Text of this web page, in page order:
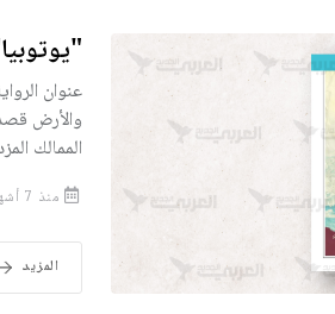
عنوان
والأرض
الممالك
منذ 7 أشهر
المزيد